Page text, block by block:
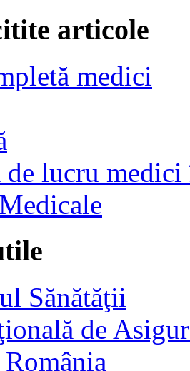
articole
medici
de lucru
Sănătăţii
de
România